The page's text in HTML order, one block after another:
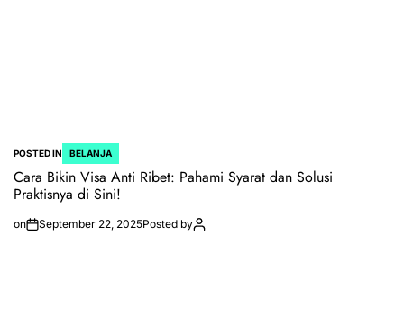
POSTED IN BELANJA
Cara Bikin Visa Anti Ribet: Pahami Syarat dan Solusi
Praktisnya di Sini!
on September 22, 2025Posted by